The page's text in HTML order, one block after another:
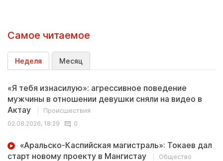
Самое читаемое
Неделя Месяц
«Я тебя изнасилую»: агрессивное поведение
мужчины в отношении девушки сняли на видео в
Актау
Происшествия
02.08.2026, 18:29
0
«Аральско-Каспийская магистраль»: Токаев дал
старт новому проекту в Мангистау
Общество